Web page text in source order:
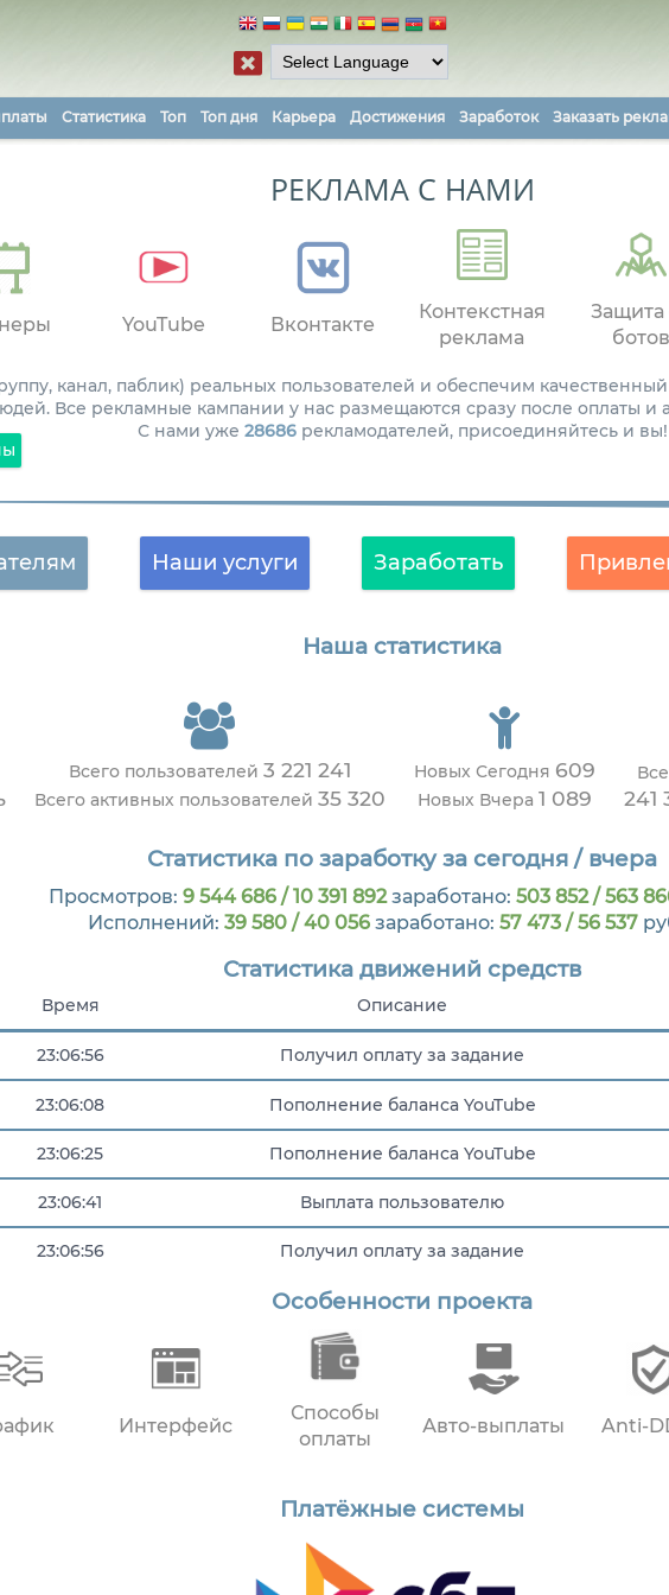
Статистика Топ Топ дня Карьера Достижения Заработок Заказать
РЕКЛАМА С НАМИ
YouTube Вконтакте
Контекстная
реклама
Защита
ботов
канал, паблик) реальных пользователей и обеспечим
Все рекламные кампании у нас размещаются сразу после оплаты и
С нами уже 28686рекламодателей, присоединяйтесь и вы!
Наши услуги Заработать
Наша статистика
Всего пользователей 3 221 241
Всего активных пользователей 35 320
Новых Сегодня 609
Новых Вчера 1 089 241
Статистика по заработку за сегодня / вчера
Просмотров: 9 544 686 / 10 391 892заработано: 503 852 / 563
Исполнений: 39 580 / 40 056 заработано: 57 473 / 56 537
Статистика движений средств
Время Описание
23:06:56 Получил оплату за задание
23:06:08 Пополнение баланса YouTube
23:06:25 Пополнение баланса YouTube
23:06:41 Выплата пользователю
23:06:56 Получил оплату за задание
Получил оплату за задание
Особенности проекта
Интерфейс
Способы
оплаты
Авто-выплаты Anti-
Платёжные системы